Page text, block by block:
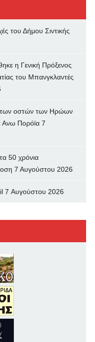
του Δήμου Σιντικής
η Γενική Πρόξενος
του Μπανγκλαντές
των oστών των Ηρώων
Ανω Πορόϊα 7
50 χρόνια
7 Αυγούστου 2026
7 Αυγούστου 2026